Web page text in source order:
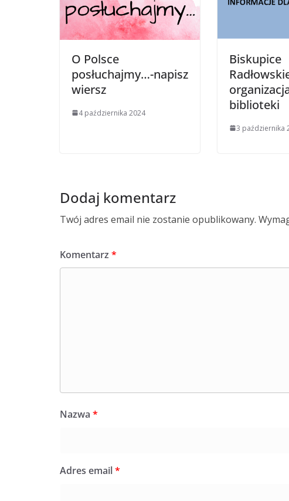
O Polsce
posłuchajmy…-napisz
wiersz
4 października 2024
Biskupice
biblioteki
3 października
Dodaj komentarz
Twój adres email nie zostanie opublikowany.
Komentarz *
Nazwa *
Adres email*